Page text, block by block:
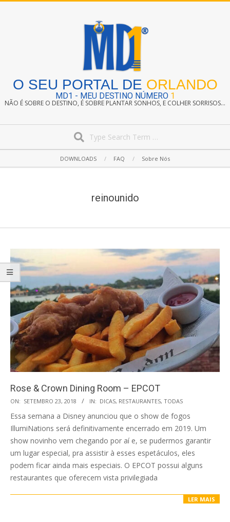
O SEU PORTAL DE ORLANDO
MD1 - MEU DESTINO NÚMERO 1
NÃO É SOBRE O DESTINO, É SOBRE PLANTAR SONHOS, E COLHER SORRISOS...
Navigation
DOWNLOADS FAQ Sobre Nós
reinounido
Rose & Crown Dining Room – EPCOT
2018-
09-
23
ON: SETEMBRO 23, 2018 IN: DICAS, RESTAURANTES, TODAS
Essa semana a Disney anunciou que o show de fogos
IllumiNations será definitivamente encerrado em 2019. Um
show novinho vem chegando por aí e, se pudermos garantir
um lugar especial, pra assistir à esses espetáculos, eles
podem ficar ainda mais especiais. O EPCOT possui alguns
restaurantes que oferecem vista privilegiada
LER MAIS